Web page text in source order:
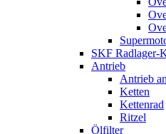
SKF Radlager-
Antrieb
Antrieb
Ketten
Kettenrad
Ritzel
Ölfilter